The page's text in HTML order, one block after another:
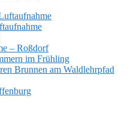
– Roßdorf
im Frühling
Brunnen am Waldlehrpfad